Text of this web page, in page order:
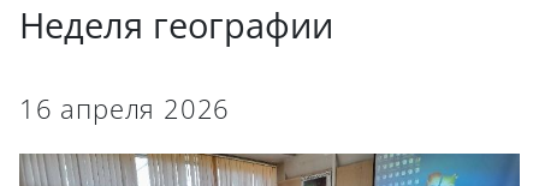
Неделя географии
16 апреля 2026